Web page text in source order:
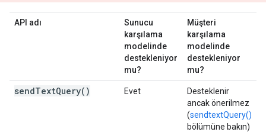
API adı
Sunucu
karşılama
modelinde
destekleniyor
mu?
Müşteri
karşılama
modelinde
destekleniyor
mu?
sendTextQuery( ) Evet
Desteklenir
ancak önerilmez
(sendtextQuery()
bölümüne bakın)